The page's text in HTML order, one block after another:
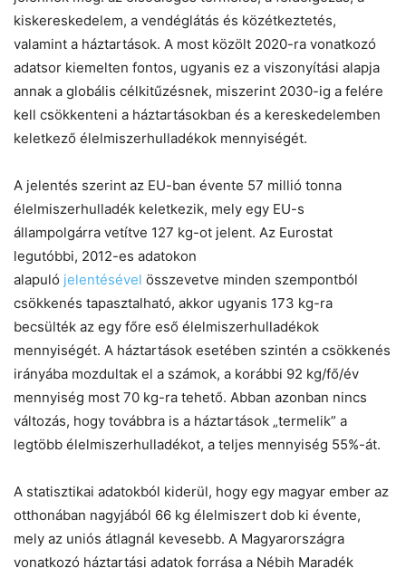
kiskereskedelem, a vendéglátás és közétkeztetés,
valamint a háztartások. A most közölt 2020-ra vonatkozó
adatsor kiemelten fontos, ugyanis ez a viszonyítási alapja
annak a globális célkitűzésnek, miszerint 2030-ig a felére
kell csökkenteni a háztartásokban és a kereskedelemben
keletkező élelmiszerhulladékok mennyiségét.
A jelentés szerint az EU-ban évente 57 millió tonna
élelmiszerhulladék keletkezik, mely egy EU-s
állampolgárra vetítve 127 kg-ot jelent. Az Eurostat
legutóbbi, 2012-es adatokon
alapuló jelentésével összevetve minden szempontból
csökkenés tapasztalható, akkor ugyanis 173 kg-ra
becsülték az egy főre eső élelmiszerhulladékok
mennyiségét. A háztartások esetében szintén a csökkenés
irányába mozdultak el a számok, a korábbi 92 kg/fő/év
mennyiség most 70 kg-ra tehető. Abban azonban nincs
változás, hogy továbbra is a háztartások „termelik” a
legtöbb élelmiszerhulladékot, a teljes mennyiség 55%-át.
A statisztikai adatokból kiderül, hogy egy magyar ember az
otthonában nagyjából 66 kg élelmiszert dob ki évente,
mely az uniós átlagnál kevesebb. A Magyarországra
vonatkozó háztartási adatok forrása a Nébih Maradék